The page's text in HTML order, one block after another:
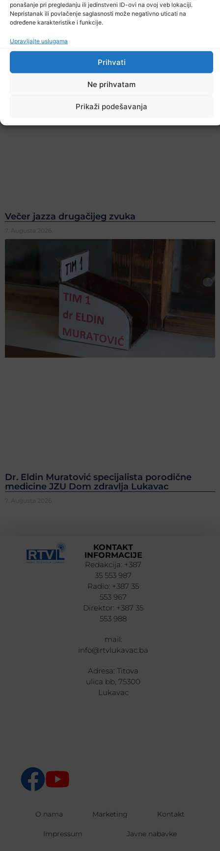
ponašanje pri pregledanju ili jedinstveni ID-ovi na ovoj veb lokaciji.
Nepristanak ili povlačenje saglasnosti može negativno uticati na
određene karakteristike i funkcije.
Upravljajte uslugama
Prihvati
Ne prihvatam
Prikaži podešavanja
Večer jazza drugačijeg zvuka
7. Augusta 2026.
Dr. Eldin Muratović specijalista porodične
medicine JZU Dom zdravlja Lukavac
7. Augusta 2026.
KONTAKT
INFORMACIJE
Redakcija: +387
35 553 987
Radio: +387 35
553 967
Direktor: +387 35
553 988
mail:
info@rtvlukavac.ba
Adresa: Titova
ulica bb, 75300
Lukavac
O nama Marketing Kontakt
Impressum Javne nabavke